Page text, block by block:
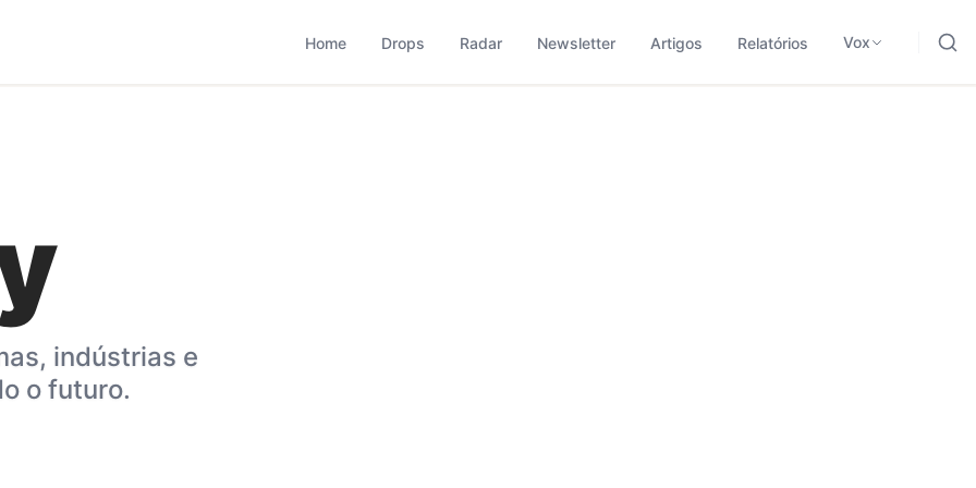
combina monitoramento contínuo com curadoria metodológica para traduzir sinais em leitura aplicada.
Home Drops Radar Newsletter Artigos Relatórios Vox
indústrias e
o futuro.